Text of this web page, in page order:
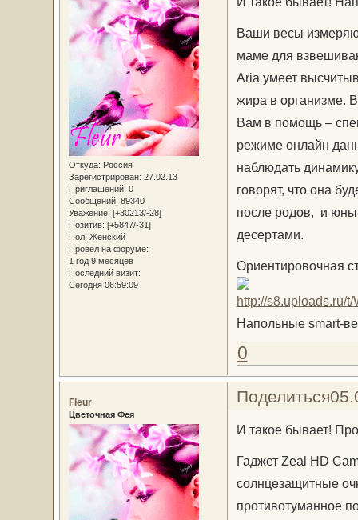
Откуда: Россия
Зарегистрирован: 27.02.13
Приглашений: 0
Сообщений: 89340
Уважение: [+30213/-28]
Позитив: [+5847/-31]
Пол: Женский
Провел на форуме:
1 год 9 месяцев
Последний визит:
Сегодня 06:59:09
Ваши весы
маме для
Aria умеет
жира в организме.
Вам в помощь –
режиме онлайн
наблюдать
говорят, что она
после родов, и
десертами.
Ориентировочная
Напольные smart-
0
Поделиться
Fleur
Цветочная Фея
И такое бывает!
Гаджет Zeal HD
солнцезащитные
противотуманное